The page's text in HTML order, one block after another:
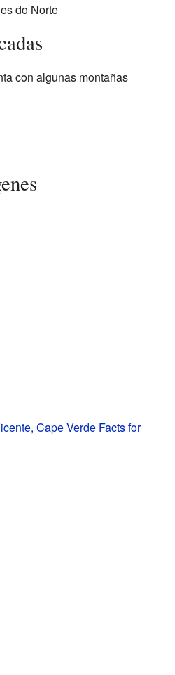
do Norte
con algunas montañas
Cape Verde Facts for